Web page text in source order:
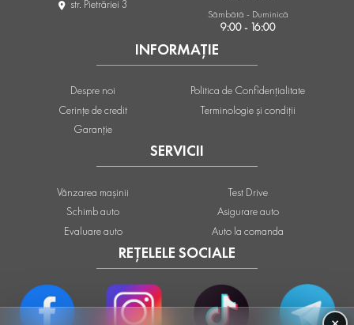
SERVICII
Vânzarea mașinii
Schimb auto
Evaluare auto
Test Drive
Asigurare auto
Auto la comanda
INFORMAȚIE
Despre noi
Cerințe de credit
Garanție
Politica de Confidențialitate
Terminologie și condiții
str. Pietrăriei 3
Sâmbătă - Duminică
9:00 - 16:00
REȚELELE SOCIALE